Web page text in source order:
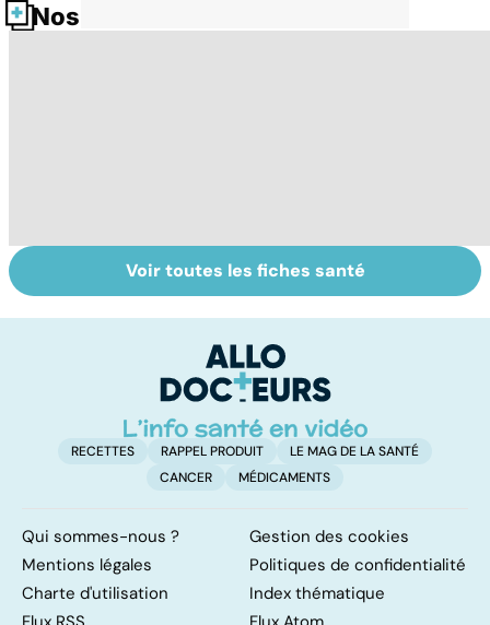
Nos fiches santé
Les agrumes et
leurs bienfaits
Le magnésium,
un oligo-élément
Voir toutes les fiches santé
RECETTES RAPPEL PRODUIT
LE MAG DE LA SANTÉ
CANCER
MÉDICAMENTS
Qui sommes-nous ?
Gestion des cookies
Mentions légales
Politiques de confidentialité
Charte d'utilisation
Index thématique